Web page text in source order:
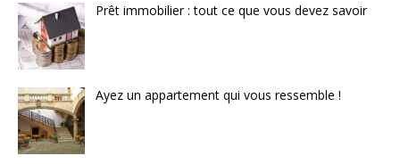
Prêt immobilier : tout ce que vous devez savoir
Ayez un appartement qui vous ressemble !